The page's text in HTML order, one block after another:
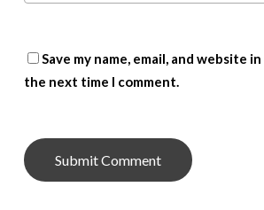
Save my name, email, and website
the next time I comment.